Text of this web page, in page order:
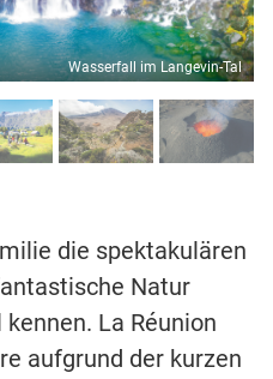
Wasserfall im Langevin-Tal
die spektakulären
Natur
La Réunion
aufgrund der kurzen